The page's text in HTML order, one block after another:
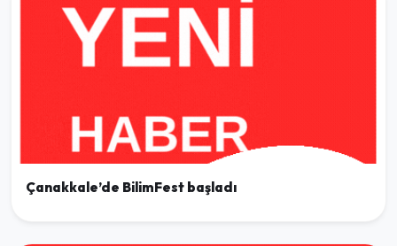
Çanakkale’de BilimFest başladı